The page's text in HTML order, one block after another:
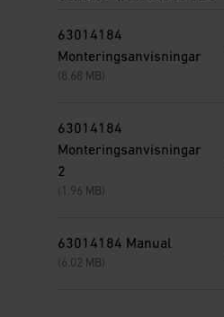
63014184
Monteringsanvisningar
(8.68 MB)
63014184
Monteringsanvisningar
2
(1.96 MB)
63014184 Manual
(6.02 MB)